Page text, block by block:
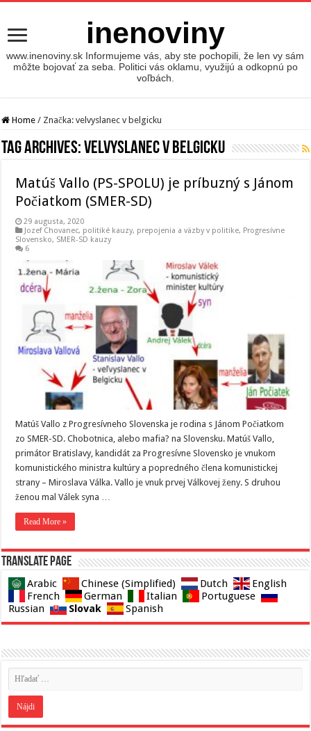
inenoviny
www.inenoviny.sk Informujeme vás, aby ste pochopili, že len vy sám
môžte bojovať za seba. Politici vás oklamu, využijú a odkopnú po
voľbách.
Home / Značka:velvyslanec v belgicku
Tag Archives:velvyslanec v belgicku
Matúš Vallo (PS-SPOLU) je príbuzný s Jánom
Počiatkom (SMER-SD)
29 augusta, 2020
Jozef Chovanec, politiké kauzy, prepojenia a väzby v politike, Progresívne
Slovensko, SMER-SD kauzy
6
Matúš Vallo z Progresívneho Slovenska je rodina s Jánom Počiatkom
zo SMER-SD. Chobotnica, alebo mafia? na Slovensku. Matúš Vallo,
primátor Bratislavy, kandidát za Progresívne Slovensko je vnukom
komunistického ministra kultúry a popredného člena komunistickej
strany – Miroslava Válka. Vallo je vnuk prvej Válkovej ženy. S druhou
ženou mal Válek syna …
Read More »
Translate page
Arabic Chinese (Simplified) Dutch
English
French
German Italian
Portuguese
Russian
Slovak Spanish